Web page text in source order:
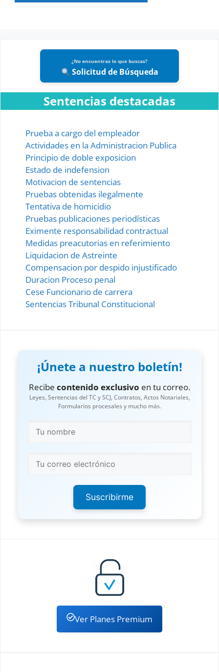
PayPal
¿No encuentras lo que buscas?
Solicitud de Búsqueda
Sentencias destacadas
Prueba a cargo del empleador
Actividades en la Administracion Publica
Principio de doble exposicion
Estado de indefension
Motivacion de sentencias
Pruebas obtenidas ilegalmente
Tentativa de homicidio
Pruebas publicaciones periodísticas
Eximente responsabilidad contractual
Medidas preacutorias en referimiento
Liquidacion de Astreinte
Compensacion por despido injustificado
Duracion Proceso penal
Cese Funcionario de carrera
Sentencias Tribunal Constitucional
¡Únete a nuestro boletín!
Recibe contenido exclusivo en tu correo.
Leyes, Sentencias del TC y SCJ, Contratos, Actos Notariales,
Formularios procesales y mucho más.
Suscribirme
Ver Planes Premium